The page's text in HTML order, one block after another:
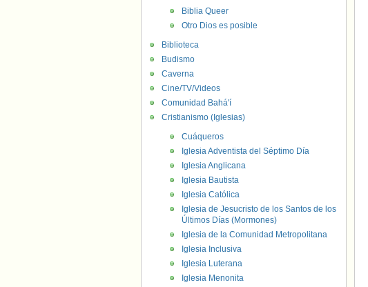
Biblia Queer
Otro Dios es posible
Biblioteca
Budismo
Caverna
Cine/TV/Videos
Comunidad Bahá'í
Cristianismo (Iglesias)
Cuáqueros
Iglesia Adventista del Séptimo Día
Iglesia Anglicana
Iglesia Bautista
Iglesia Católica
Iglesia de Jesucristo de los Santos de los
Últimos Días (Mormones)
Iglesia de la Comunidad Metropolitana
Iglesia Inclusiva
Iglesia Luterana
Iglesia Menonita